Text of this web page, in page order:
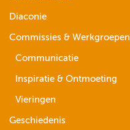
Diaconie
Commissies & Werkgroepen
Communicatie
Inspiratie & Ontmoeting
Vieringen
Geschiedenis